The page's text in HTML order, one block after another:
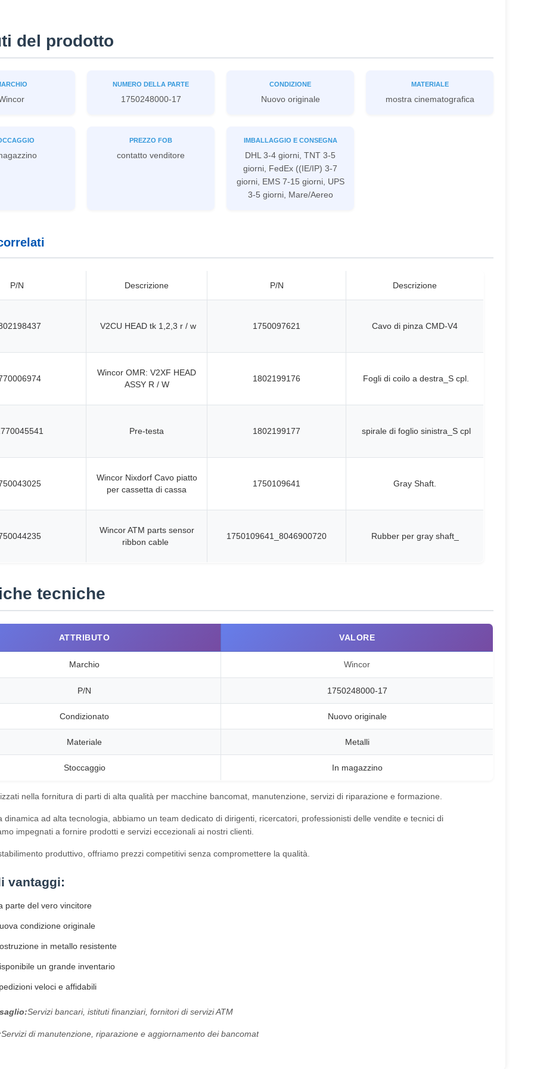
del prodotto
NUMERO DELLA PARTE
1750248000-17
CONDIZIONE
Nuovo originale
MATERIALE
mostra cinematografica
PREZZO FOB
contatto venditore
IMBALLAGGIO E CONSEGNA
DHL 3-4 giorni, TNT 3-5
giorni, FedEx ((IE/IP) 3-7
giorni, EMS 7-15 giorni, UPS
3-5 giorni, Mare/Aereo
P/N Descrizione P/N Descrizione
V2CU HEAD tk 1,2,3 r / w 1750097621 Cavo di pinza CMD-V4
Wincor OMR: V2XF HEAD
ASSY R / W
1802199176 Fogli di coilo a destra_S cpl.
Pre-testa 1802199177 spirale di foglio sinistra_S cpl
Wincor Nixdorf Cavo piatto
per cassetta di cassa
1750109641 Gray Shaft.
Wincor ATM parts sensor
ribbon cable
1750109641_8046900720 Rubber per gray shaft_
tecniche
ATTRIBUTO VALORE
Marchio Wincor
P/N 1750248000-17
Condizionato Nuovo originale
Materiale Metalli
Stoccaggio In magazzino
nella fornitura di parti di alta qualità per macchine bancomat, manutenzione, servizi di riparazione e formazione.
dinamica ad alta tecnologia, abbiamo un team dedicato di dirigenti, ricercatori, professionisti delle vendite e tecnici di
impegnati a fornire prodotti e servizi eccezionali ai nostri clienti.
produttivo, offriamo prezzi competitivi senza compromettere la qualità.
vantaggi:
parte del vero vincitore
condizione originale
in metallo resistente
un grande inventario
veloci e affidabili
Servizi bancari, istituti finanziari, fornitori di servizi ATM
Servizi di manutenzione, riparazione e aggiornamento dei bancomat